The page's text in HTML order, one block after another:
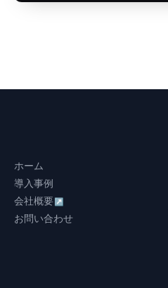
ホーム
導入事例
会社概要↗
お問い合わせ